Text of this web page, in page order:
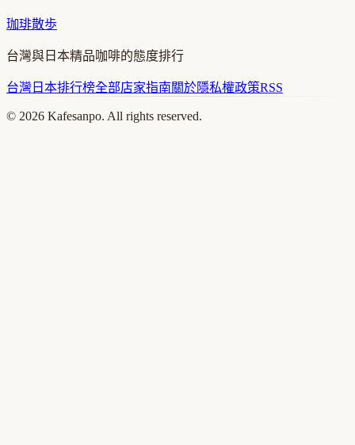
珈琲散歩
台灣與日本精品咖啡的態度排行
台灣 日本排行榜全部店家指南關於隱私權政策RSS
© 2026 Kafesanpo. All rights reserved.